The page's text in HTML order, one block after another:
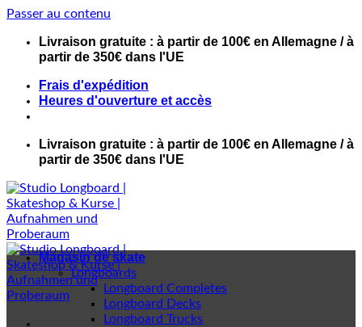
Passer au contenu
Livraison gratuite : à partir de 100€ en Allemagne / à
partir de 350€ dans l'UE
Frais d'expédition
Heures d'ouverture et accès
Livraison gratuite : à partir de 100€ en Allemagne / à
partir de 350€ dans l'UE
Magasin de skate
Longboards
Longboard Completes
Longboard Decks
Longboard Trucks